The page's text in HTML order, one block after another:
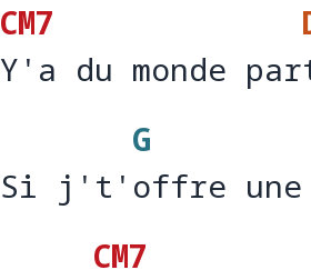
CM7
Y'a du monde par
Y'a du monde
Si j't'
G
offre une
Si j't'offre une
CM7